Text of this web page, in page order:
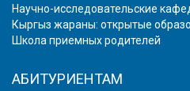
Научно-исследовательские
Кыргыз жараны: открытые
Школа приемных родителей
АБИТУРИЕНТАМ